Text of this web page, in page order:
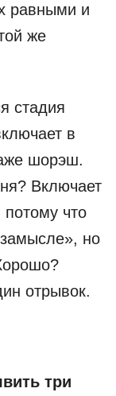
равными и
же
стадия
в
шорэш.
Включает
потому что
но
отрывок.
три